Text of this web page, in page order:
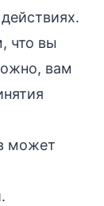
что вы
вам
может